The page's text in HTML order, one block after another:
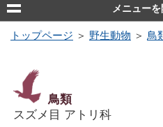
メニュー
トップページ ＞ 野生動物 ＞ 鳥
鳥類
スズメ目 アトリ科